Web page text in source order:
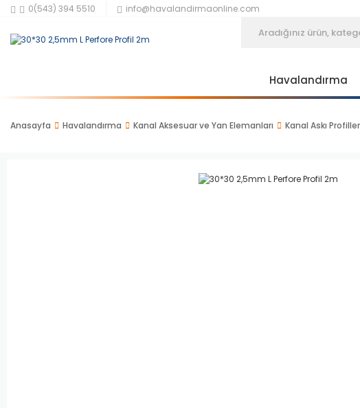
0(543) 394 5510 info@havalandirmaonline.com
Havalandırma
Anasayfa Havalandırma Kanal Aksesuar ve Yan Elemanları Kanal Askı